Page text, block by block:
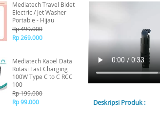
Mediatech Travel Bidet
Electric / Jet Washer
Portable - Hijau
Rp 499.000
Rp 269.000
Mediatech Kabel Data
Rotasi Fast Charging
100W Type C to C RCC
100
Rp 199.000
Rp 99.000
Deskripsi Produk :